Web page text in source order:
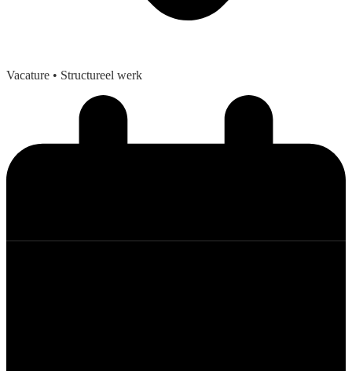
Vacature • Structureel werk